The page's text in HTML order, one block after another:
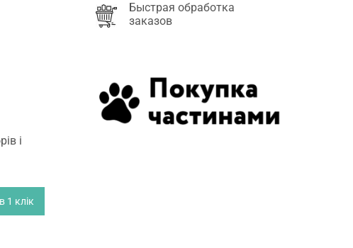
і
1 клік
Быстрая обработка
заказов